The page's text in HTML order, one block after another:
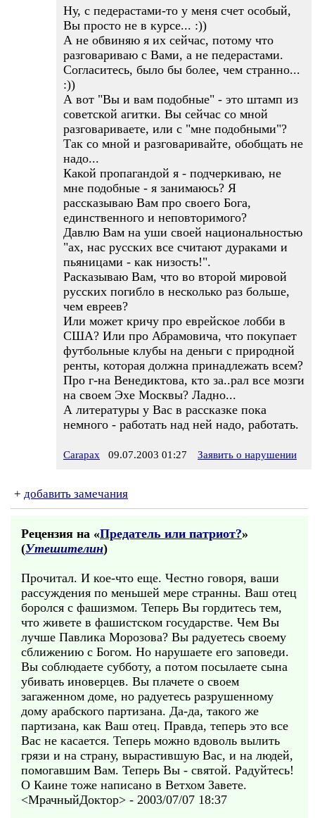
Ну, с педерастами-то у меня счет особый,
Вы просто не в курсе... :))
А не обвиняю я их сейчас, потому что
разговариваю с Вами, а не педерастами.
Согласитесь, было бы более, чем странно...
:))
А вот "Вы и вам подобные" - это штамп из
советской агитки. Вы сейчас со мной
разговариваете, или с "мне подобными"?
Так со мной и разговаривайте, обобщать не
надо...
Какой пропагандой я - подчеркиваю, не
мне подобные - я занимаюсь? Я
рассказываю Вам про своего Бога,
единственного и неповторимого?
Давлю Вам на уши своей национальностью
"ах, нас русских все считают дураками и
пьяницами - как низость!".
Расказываю Вам, что во второй мировой
русских погибло в несколько раз больше,
чем евреев?
Или может кричу про еврейское лобби в
США? Или про Абрамовича, что покупает
футбольные клубы на деньги с природной
ренты, которая должна принадлежать всем?
Про г-на Венедиктова, кто за..рал все мозги
на своем Эхе Москвы? Ладно...
А литературы у Вас в рассказке пока
немного - работать над ней надо, работать.
Carapax 09.07.2003 01:27 Заявить о нарушении
+ добавить замечания
Рецензия на «Предатель или патриот?»
(Утешителин)
Прочитал. И кое-что еще. Честно говоря, ваши
рассуждения по меньшей мере странны. Ваш отец
боролся с фашизмом. Теперь Вы гордитесь тем,
что живете в фашистском государстве. Чем Вы
лучше Павлика Морозова? Вы радуетесь своему
сближению с Богом. Но нарушаете его заповеди.
Вы соблюдаете субботу, а потом посылаете сына
убивать иноверцев. Вы плачете о своем
загаженном доме, но радуетесь разрушенному
дому арабского партизана. Да-да, такого же
партизана, как Ваш отец. Правда, теперь это все
Вас не касается. Теперь можно вдоволь вылить
грязи и на страну, вырастившую Вас, и на людей,
помогавшим Вам. Теперь Вы - святой. Радуйтесь!
О Каине тоже написано в Ветхом Завете.
<МрачныйДоктор> - 2003/07/07 18:37